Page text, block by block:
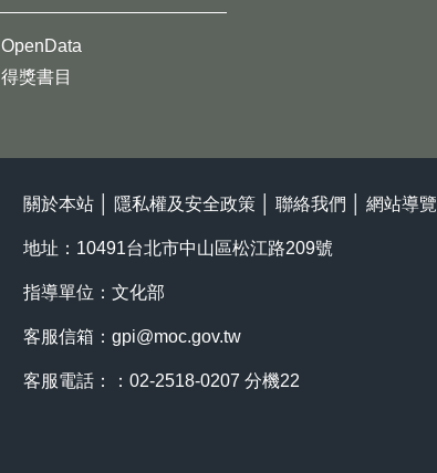
OpenData
得獎書目
關於本站 隱私權及安全政策 聯絡我們 網站導覽
地址：10491台北市中山區松江路209號
指導單位：文化部
客服信箱： gpi@moc.gov.tw
客服電話：：02-2518-0207 分機22